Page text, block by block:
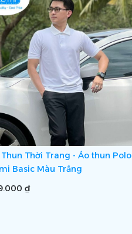
Thời Trang - Áo thun Polo
Basic Màu Trắng
₫